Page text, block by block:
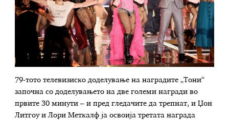
79-тото телевизиско доделување на наградите „Тони“
започна со доделувањето на две големи награди во
првите 30 минути – и пред гледачите да трепнат, и Џон
Литгоу и Лори Меткалф ја освоија третата награда